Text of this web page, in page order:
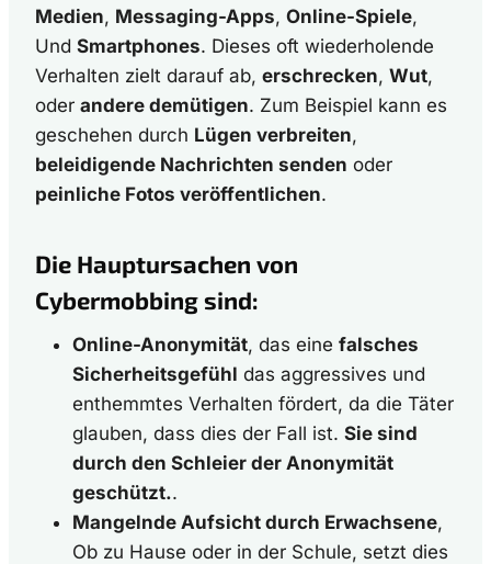
Medien, Messaging-Apps, Online-Spiele,
Und Smartphones. Dieses oft wiederholende
Verhalten zielt darauf ab, erschrecken, Wut,
oder andere demütigen. Zum Beispiel kann es
geschehen durch Lügen verbreiten,
beleidigende Nachrichten senden oder
peinliche Fotos veröffentlichen.
Die Hauptursachen von
Cybermobbing sind:
Online-Anonymität, das eine falsches
Sicherheitsgefühl das aggressives und
enthemmtes Verhalten fördert, da die Täter
glauben, dass dies der Fall ist. Sie sind
durch den Schleier der Anonymität
geschützt..
Mangelnde Aufsicht durch Erwachsene,
Ob zu Hause oder in der Schule, setzt dies